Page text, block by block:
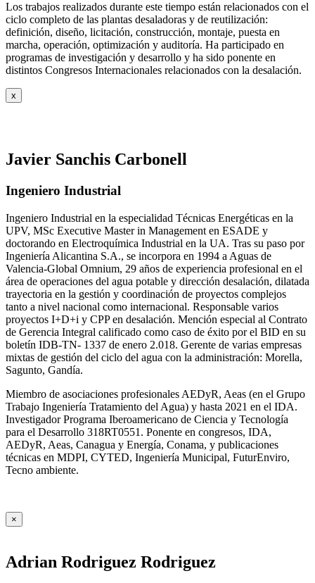
Los trabajos realizados durante este tiempo están relacionados con el
ciclo completo de las plantas desaladoras y de reutilización:
definición, diseño, licitación, construcción, montaje, puesta en
marcha, operación, optimización y auditoría. Ha participado en
programas de investigación y desarrollo y ha sido ponente en
distintos Congresos Internacionales relacionados con la desalación.
x
Javier Sanchis Carbonell
Ingeniero Industrial
Ingeniero Industrial en la especialidad Técnicas Energéticas en la
UPV, MSc Executive Master in Management en ESADE y
doctorando en Electroquímica Industrial en la UA. Tras su paso por
Ingeniería Alicantina S.A., se incorpora en 1994 a Aguas de
Valencia-Global Omnium, 29 años de experiencia profesional en el
área de operaciones del agua potable y dirección desalación, dilatada
trayectoria en la gestión y coordinación de proyectos complejos
tanto a nivel nacional como internacional. Responsable varios
proyectos I+D+i y CPP en desalación. Mención especial al Contrato
de Gerencia Integral calificado como caso de éxito por el BID en su
boletín IDB-TN- 1337 de enero 2.018. Gerente de varias empresas
mixtas de gestión del ciclo del agua con la administración: Morella,
Sagunto, Gandía.
Miembro de asociaciones profesionales AEDyR, Aeas (en el Grupo
Trabajo Ingeniería Tratamiento del Agua) y hasta 2021 en el IDA.
Investigador Programa Iberoamericano de Ciencia y Tecnología
para el Desarrollo 318RT0551. Ponente en congresos, IDA,
AEDyR, Aeas, Canagua y Energía, Conama, y publicaciones
técnicas en MDPI, CYTED, Ingeniería Municipal, FuturEnviro,
Tecno ambiente.
×
Adrian Rodriguez Rodriguez